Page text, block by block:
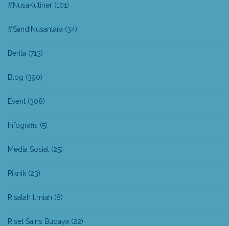
#NusaKuliner (101)
#SandiNusantara (34)
Berita (713)
Blog (390)
Event (308)
Infografis (5)
Media Sosial (25)
Piknik (23)
Risalah Ilmiah (8)
Riset Sains Budaya (22)